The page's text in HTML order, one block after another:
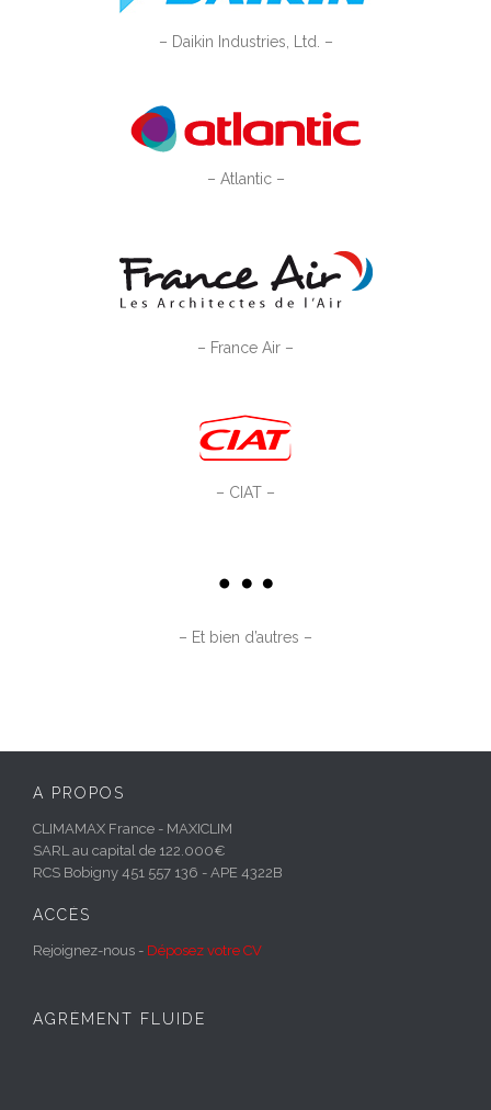
– Daikin Industries, Ltd. –
– Atlantic –
– France Air –
– CIAT –
– Et bien d’autres –
A PROPOS
CLIMAMAX France - MAXICLIM
SARL au capital de 122.000€
RCS Bobigny 451 557 136 - APE 4322B
ACCÈS
Rejoignez-nous - Déposez votre CV
AGRÉMENT FLUIDE